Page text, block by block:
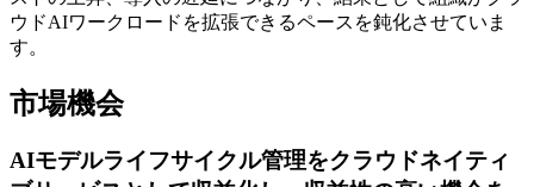
ウドAIワークロードを拡張できるペースを鈍化させていま
す。
市場機会
AIモデルライフサイクル管理をクラウドネイティ